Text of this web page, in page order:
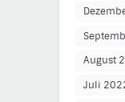
August
Juli